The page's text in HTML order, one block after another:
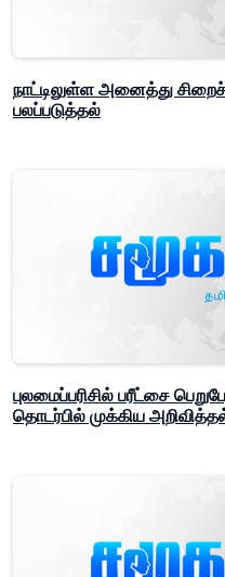
நாட்டிலுள்ள அனைத்து
பலப்படுத்தல்
புலமைப்பரிசில் பரீட்சை
தொடர்பில் முக்கிய